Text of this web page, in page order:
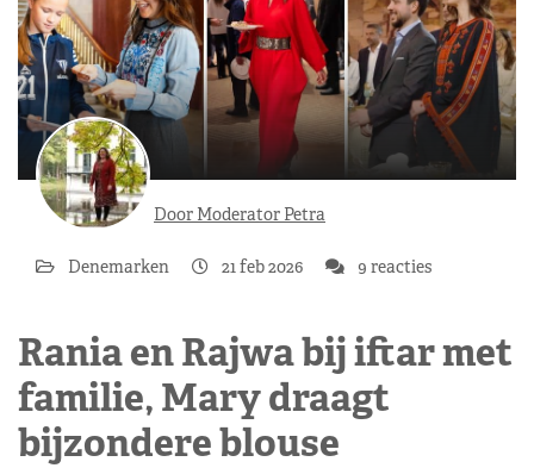
Door Moderator Petra
Denemarken 21 feb 2026 9 reacties
Rania en Rajwa bij iftar met
familie, Mary draagt
bijzondere blouse